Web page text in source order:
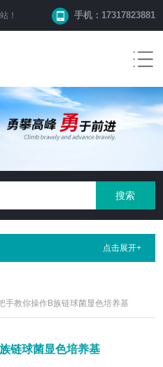
！ 手机：17317823881
点击展开+
手教你操作B族链球菌显色培养基
链球菌显色培养基